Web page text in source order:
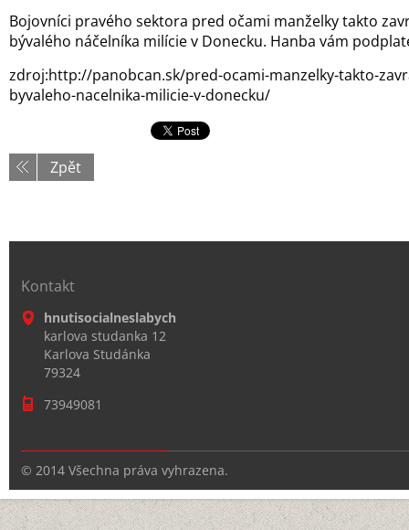
Bojovníci pravého sektora pred očami manželky takto
bývalého náčelníka milície v Donecku. Hanba vám
zdroj:http://panobcan.sk/pred-ocami-manzelky-takto-
byvaleho-nacelnika-milicie-v-donecku/
Zpět
Kontakt
hnutisocialneslabych
karlova studanka 12
Karlova Studánka
79324
73949081
© 2014 Všechna práva vyhrazena.